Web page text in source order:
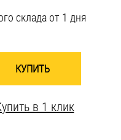
склада от 1 дня
КУПИТЬ
в 1 клик